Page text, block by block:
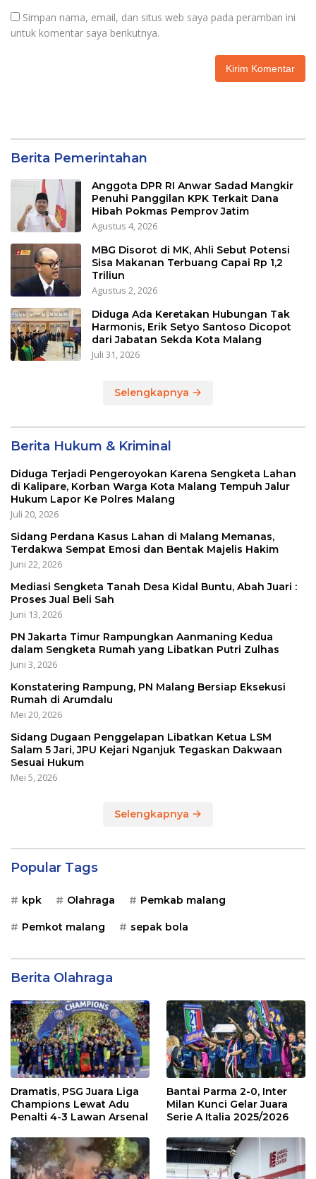
Simpan nama, email, dan situs web saya pada peramban ini
untuk komentar saya berikutnya.
Berita Pemerintahan
Anggota DPR RI Anwar Sadad Mangkir
Penuhi Panggilan KPK Terkait Dana
Hibah Pokmas Pemprov Jatim
Agustus 4, 2026
MBG Disorot di MK, Ahli Sebut Potensi
Sisa Makanan Terbuang Capai Rp 1,2
Triliun
Agustus 2, 2026
Diduga Ada Keretakan Hubungan Tak
Harmonis, Erik Setyo Santoso Dicopot
dari Jabatan Sekda Kota Malang
Juli 31, 2026
Selengkapnya
Berita Hukum & Kriminal
Diduga Terjadi Pengeroyokan Karena Sengketa Lahan
di Kalipare, Korban Warga Kota Malang Tempuh Jalur
Hukum Lapor Ke Polres Malang
Juli 20, 2026
Sidang Perdana Kasus Lahan di Malang Memanas,
Terdakwa Sempat Emosi dan Bentak Majelis Hakim
Juni 22, 2026
Mediasi Sengketa Tanah Desa Kidal Buntu, Abah Juari :
Proses Jual Beli Sah
Juni 13, 2026
PN Jakarta Timur Rampungkan Aanmaning Kedua
dalam Sengketa Rumah yang Libatkan Putri Zulhas
Juni 3, 2026
Konstatering Rampung, PN Malang Bersiap Eksekusi
Rumah di Arumdalu
Mei 20, 2026
Sidang Dugaan Penggelapan Libatkan Ketua LSM
Salam 5 Jari, JPU Kejari Nganjuk Tegaskan Dakwaan
Sesuai Hukum
Mei 5, 2026
Selengkapnya
Popular Tags
kpk Olahraga Pemkab malang
Pemkot malang sepak bola
Berita Olahraga
Dramatis, PSG Juara Liga
Champions Lewat Adu
Penalti 4-3 Lawan Arsenal
Bantai Parma 2-0, Inter
Milan Kunci Gelar Juara
Serie A Italia 2025/2026